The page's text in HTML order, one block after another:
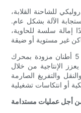
للشاحنة القلابة،
الآلة بشكل عام.
إمالة سلسة للحاوية،
باختصار، إن اختيار شاحنة قلابة مجنزرة سعة 5 أطنان مزودة بمحرك
الإنتاجية من خلال
والتفريغ الصارمة
أجل عمليات مستدامة